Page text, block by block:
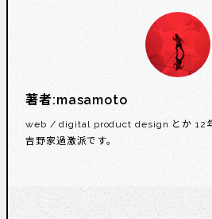
著者:masamoto
web / digital product design とか 12年
吉野家過激派です。